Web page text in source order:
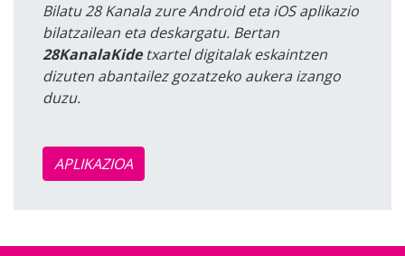
Bilatu 28 Kanala zure Android eta iOS aplikazio
bilatzailean eta deskargatu. Bertan
28KanalaKidetxartel digitalak eskaintzen
dizuten abantailez gozatzeko aukera izango
duzu.
APLIKAZIOA